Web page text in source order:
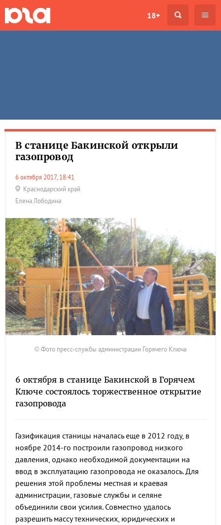
18+
В станице Бакинской открыли
газопровод
6 октября 2017, 18:41
Краснодарский край
Елена Лободина
© Фото пресс-службы администрации Горячего Ключа
6 октября в станице Бакинской в Горячем
Ключе состоялось торжественное открытие
газопровода
Газификация станицы началась еще в 2012 году, в
ноябре 2014-го построили газопровод низкого
давления, однако необходимой документации на
ввод в эксплуатацию газопровода не оказалось. Для
решения этой проблемы местная и краевая
администрации, газовые службы и селяне
объединили свои усилия. Совместно удалось
разрешить массу технических, юридических и